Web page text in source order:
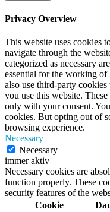
Privacy Overview
This website uses cookies
navigate through the
categorized as necessary
essential for the working
also use third-party
you use this website.
only with your consent.
cookies. But opting out of
browsing experience.
Necessary
Necessary
immer aktiv
Necessary cookies are
function properly. These
security features of the
Cookie